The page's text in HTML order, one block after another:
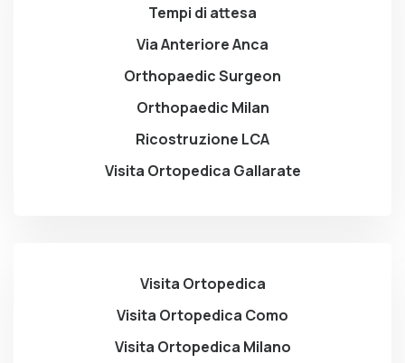
Tempi di attesa
Via Anteriore Anca
Orthopaedic Surgeon
Orthopaedic Milan
Ricostruzione LCA
Visita Ortopedica Gallarate
Visita Ortopedica
Visita Ortopedica Como
Visita Ortopedica Milano